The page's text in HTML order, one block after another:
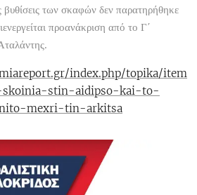
βυθίσεις των σκαφών δεν παρατηρήθηκε
προανάκριση από το Γ΄
index.php/topika/item
skoinia-stin-aidipso-kai-to-
mexri-tin-arkitsa